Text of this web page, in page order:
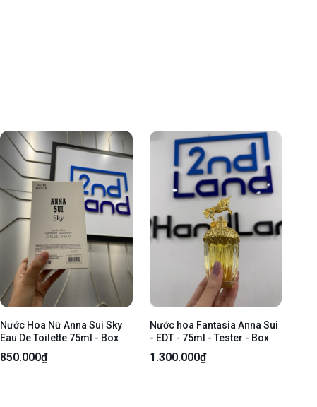
Nước Hoa Nữ Anna Sui Sky
Eau De Toilette 75ml - Box
850.000₫
Nước hoa Fantasia Anna Sui
- EDT - 75ml - Tester - Box
1.300.000₫